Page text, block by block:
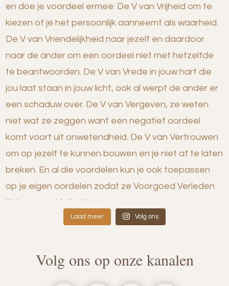
Laad meer Volg ons
Volg ons op onze kanalen